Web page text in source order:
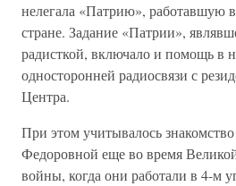
нелегала «Патрию», работавшую
стране. Задание «Патрии»,
радисткой, включало и помощь в
односторонней радиосвязи с
Центра.
При этом учитывалось
Федоровной еще во время
войны, когда они работали в 4-м